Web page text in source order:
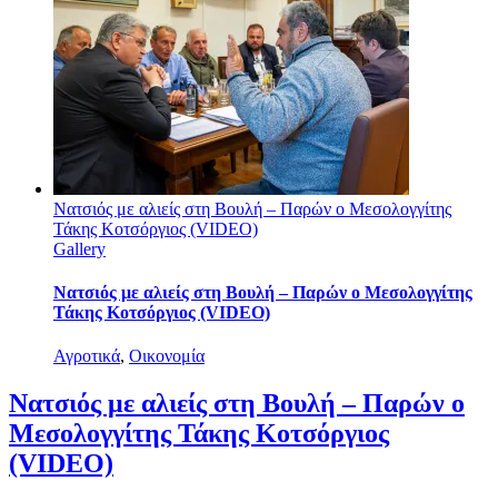
Νατσιός με αλιείς στη Βουλή – Παρών ο Μεσολογγίτης
Τάκης Κοτσόργιος (VIDEO)
Gallery
Νατσιός με αλιείς στη Βουλή – Παρών ο Μεσολογγίτης
Τάκης Κοτσόργιος (VIDEO)
Αγροτικά, Οικονομία
Νατσιός με αλιείς στη Βουλή – Παρών ο
Μεσολογγίτης Τάκης Κοτσόργιος
(VIDEO)